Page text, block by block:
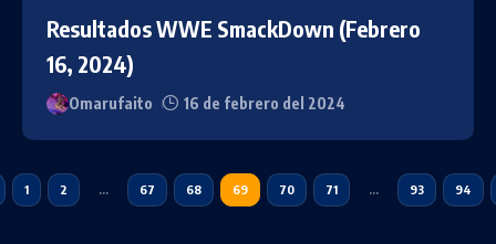
Resultados WWE SmackDown (Febrero
16, 2024)
Omarufaito 16 de febrero del 2024
1 2 … 67 68 69 70 71 … 93 94